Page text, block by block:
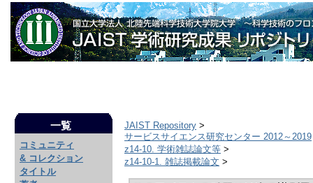
一覧
コミュニティ
& コレクション
タイトル
JAIST Repository >
サービスサイエンス研究センター 2012～2019
z14-10. 学術雑誌論文等 >
z14-10-1. 雑誌掲載論文 >